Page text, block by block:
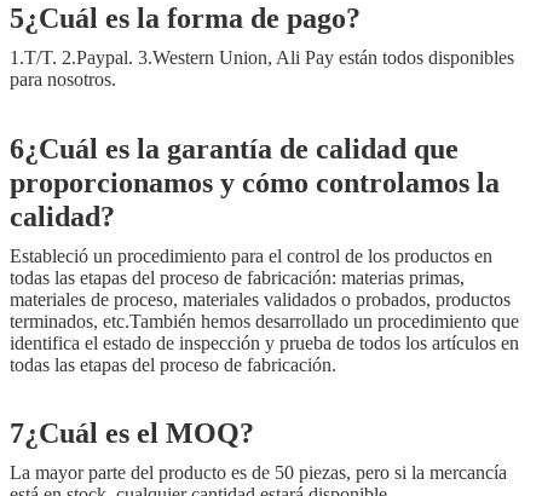
5¿Cuál es la forma de pago?
1.T/T. 2.Paypal. 3.Western Union, Ali Pay están todos disponibles
para nosotros.
6¿Cuál es la garantía de calidad que
proporcionamos y cómo controlamos la
calidad?
Estableció un procedimiento para el control de los productos en
todas las etapas del proceso de fabricación: materias primas,
materiales de proceso, materiales validados o probados, productos
terminados, etc.También hemos desarrollado un procedimiento que
identifica el estado de inspección y prueba de todos los artículos en
todas las etapas del proceso de fabricación.
7¿Cuál es el MOQ?
La mayor parte del producto es de 50 piezas, pero si la mercancía